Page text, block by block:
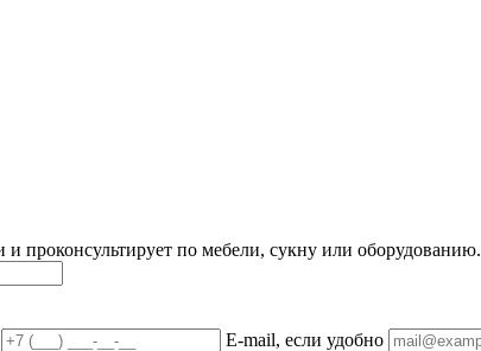
проконсультирует по мебели, сукну или оборудованию.
E-mail, если удобно